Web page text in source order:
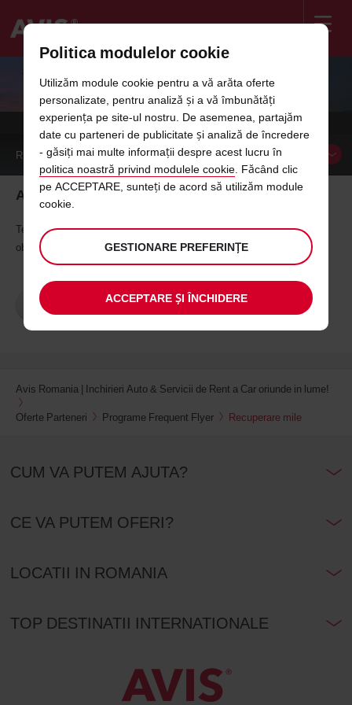
RECUPERARE MILE
REZERVAMASINA
Ai ajuns la destinatie
Te rugam sa completezi formularul nostru pentru a inregistra punctele
obtinute in urma unei calatorii efectuate. Click pe butonul de mai jos.
RECUPEREAZA MILE
Avis Romania | Inchirieri Auto & Servicii de Rent a Car oriunde in lume!
Oferte Parteneri
Programe Frequent Flyer Recuperare mile
CUM VA PUTEM AJUTA?
CE VA PUTEM OFERI?
LOCATII IN ROMANIA
TOP DESTINATII INTERNATIONALE
Politica modulelor cookie
Utilizăm module cookie pentru a vă arăta oferte
personalizate, pentru analiză și a vă îmbunătăți
experiența pe site-ul nostru. De asemenea, partajăm
date cu parteneri de publicitate și analiză de încredere
- găsiți mai multe informații despre acest lucru în
politica noastră privind modulele cookie. Făcând clic
pe ACCEPTARE, sunteți de acord să utilizăm module
cookie.
GESTIONARE PREFERINȚE
ACCEPTARE ȘI ÎNCHIDERE